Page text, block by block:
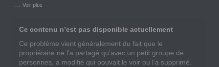
…Voir plus
Ce contenu n’est pas disponible actuellement
Ce problème vient généralement du fait que le
propriétaire ne l’a partagé qu’avec un petit groupe de
personnes, a modifié qui pouvait le voir ou l’a supprimé.